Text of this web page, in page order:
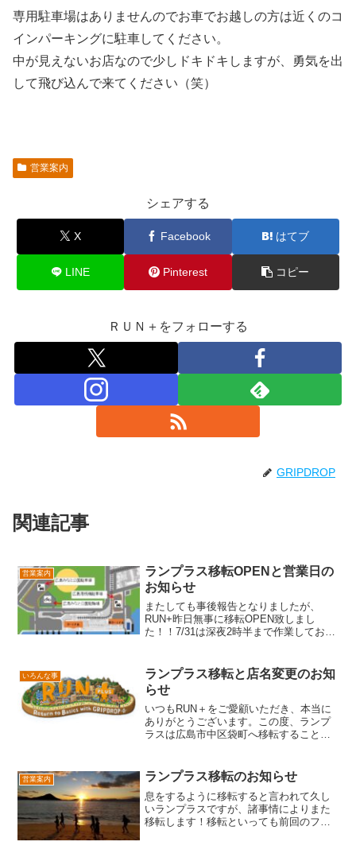
専用駐車場はありませんのでお車でお越しの方は近くのコ
インパーキングに駐車してください。
中が見えないお店なので少しドキドキしますが、勇気を出
して飛び込んで来てください（笑）
営業案内
シェアする
X Facebook はてブ
LINE Pinterest コピー
ＲＵＮ＋をフォローする
GRIPDROP
関連記事
営業案内
ランプラス移転OPENと営業日の
お知らせ
またしても事後報告となりましたが、
RUN+昨日無事に移転OPEN致しまし
た！！7/31は深夜2時半まで作業しており
終わりました。バックヤードはまだ片付
いておりませんが一...
いろんな事
ランプラス移転と店名変更のお知
らせ
いつもRUN＋をご愛顧いただき、本当に
ありがとうございます。この度、ランプ
ラスは広島市中区袋町へ移転することに
し、店名も『GRIPDROP』として新たに
スタートします...
営業案内 ランプラス移転のお知らせ
息をするように移転すると言われて久し
いランプラスですが、諸事情によりまた
移転します！移転といっても前回のフェ